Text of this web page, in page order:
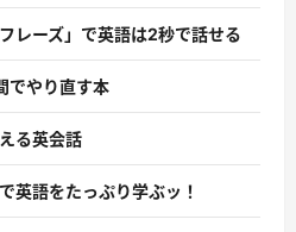
レーズ」で英語は2秒で話せる
でやり直す本
る英会話
英語をたっぷり学ぶッ！